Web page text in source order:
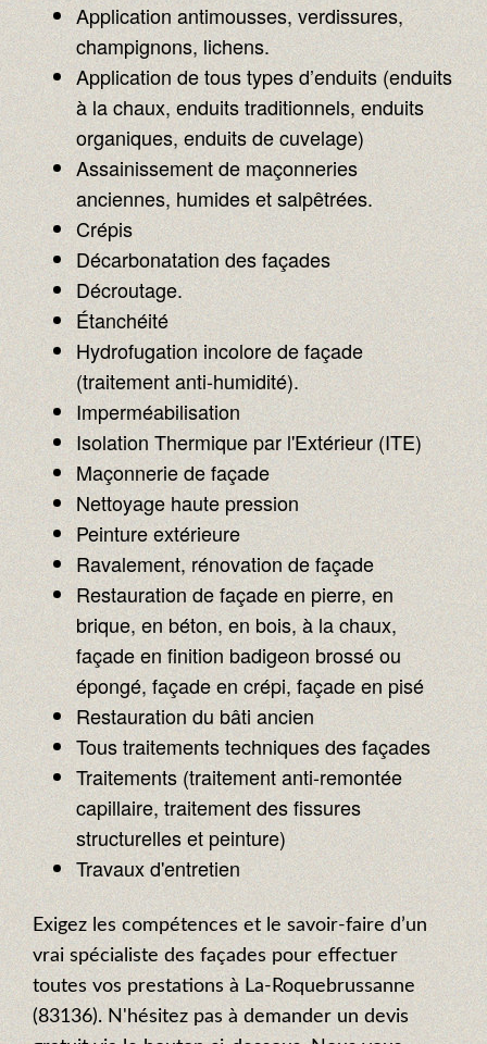
Application antimousses, verdissures,
champignons, lichens.
Application de tous types d’enduits (enduits
à la chaux, enduits traditionnels, enduits
organiques, enduits de cuvelage)
Assainissement de maçonneries
anciennes, humides et salpêtrées.
Crépis
Décarbonatation des façades
Décroutage.
Étanchéité
Hydrofugation incolore de façade
(traitement anti-humidité).
Imperméabilisation
Isolation Thermique par l'Extérieur (ITE)
Maçonnerie de façade
Nettoyage haute pression
Peinture extérieure
Ravalement, rénovation de façade
Restauration de façade en pierre, en
brique, en béton, en bois, à la chaux,
façade en finition badigeon brossé ou
épongé, façade en crépi, façade en pisé
Restauration du bâti ancien
Tous traitements techniques des façades
Traitements (traitement anti-remontée
capillaire, traitement des fissures
structurelles et peinture)
Travaux d'entretien
Exigez les compétences et le savoir-faire d’un
vrai spécialiste des façades pour effectuer
toutes vos prestations à La-Roquebrussanne
(83136). N'hésitez pas à demander un devis